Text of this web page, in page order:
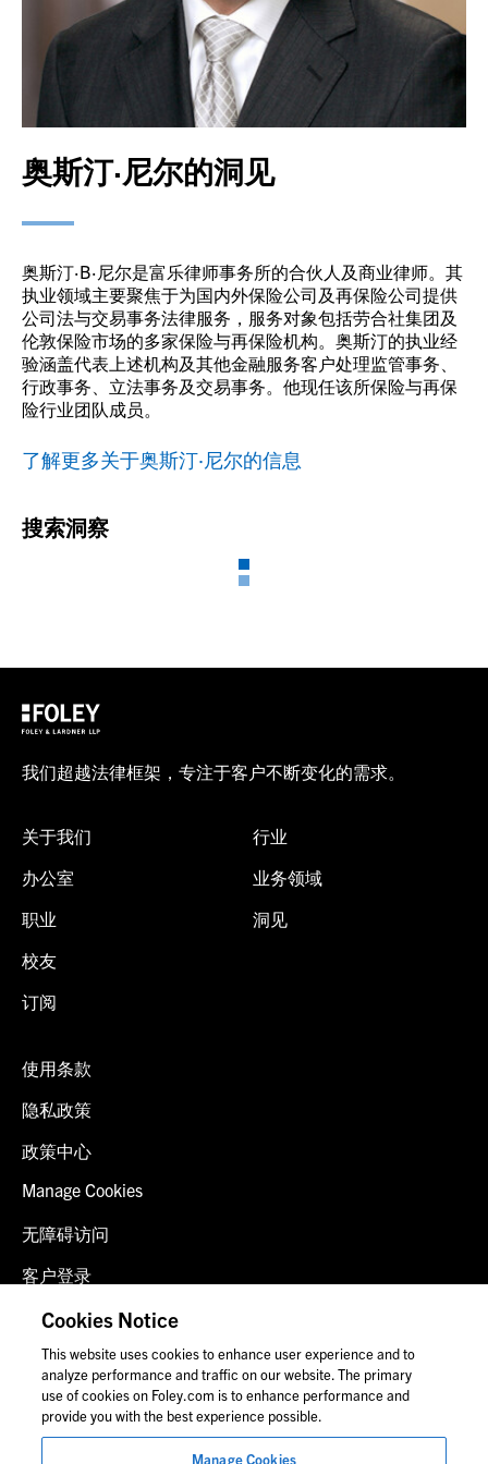
奥斯汀·尼尔的洞见
奥斯汀·B·尼尔是富乐律师事务所的合伙人及商业律师。其
执业领域主要聚焦于为国内外保险公司及再保险公司提供
公司法与交易事务法律服务，服务对象包括劳合社集团及
伦敦保险市场的多家保险与再保险机构。奥斯汀的执业经
验涵盖代表上述机构及其他金融服务客户处理监管事务、
行政事务、立法事务及交易事务。他现任该所保险与再保
险行业团队成员。
了解更多关于奥斯汀·尼尔的信息
搜索洞察
我们超越法律框架，专注于客户不断变化的需求。
关于我们
办公室
职业
校友
订阅
行业
业务领域
洞见
使用条款
隐私政策
政策中心
Manage Cookies
无障碍访问
客户登录
诈骗预警
联系我们
© 2026 福里尔·拉德纳律师事务所
Cookies Notice
This website uses cookies to enhance user experience and to
analyze performance and traffic on our website. The primary
use of cookies on Foley.com is to enhance performance and
provide you with the best experience possible.
Manage Cookies